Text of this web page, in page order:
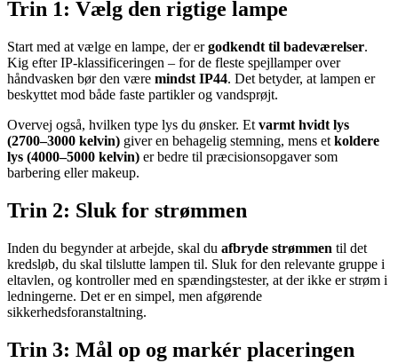
Trin 1: Vælg den rigtige lampe
Start med at vælge en lampe, der ergodkendt til badeværelser.
Kig efter IP-klassificeringen – for de fleste spejllamper over
håndvasken bør den være mindst IP44. Det betyder, at lampen er
beskyttet mod både faste partikler og vandsprøjt.
Overvej også, hvilken type lys du ønsker. Et varmt hvidt lys
(2700–3000 kelvin) giver en behagelig stemning, mens et koldere
lys (4000–5000 kelvin) er bedre til præcisionsopgaver som
barbering eller makeup.
Trin 2: Sluk for strømmen
Inden du begynder at arbejde, skal du afbryde strømmen til det
kredsløb, du skal tilslutte lampen til. Sluk for den relevante gruppe i
eltavlen, og kontroller med en spændingstester, at der ikke er strøm i
ledningerne. Det er en simpel, men afgørende
sikkerhedsforanstaltning.
Trin 3: Mål op og markér placeringen